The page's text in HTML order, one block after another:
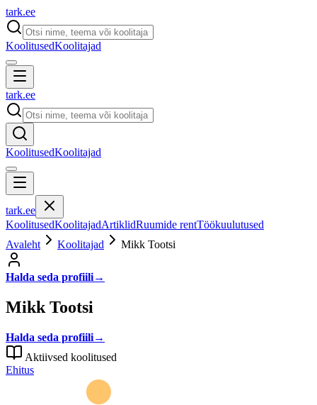
tark.ee
KoolitusedKoolitajad
tark.ee
KoolitusedKoolitajad
tark.ee
KoolitusedKoolitajadArtiklidRuumide rentTöökuulutused
Avaleht
Koolitajad Mikk Tootsi
Halda seda profiili→
Mikk Tootsi
Halda seda profiili→
Aktiivsed koolitused
Ehitus